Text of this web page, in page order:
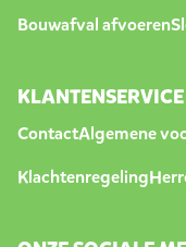
Bouwafval afvoeren
KLANTENSERVICE
ContactAlgemene
Klachtenregeling